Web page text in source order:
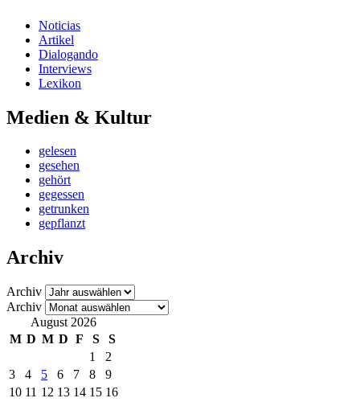
Noticias
Artikel
Dialogando
Interviews
Lexikon
Medien & Kultur
gelesen
gesehen
gehört
gegessen
getrunken
gepflanzt
Archiv
Archiv
Archiv
August 2026
M D M D F S
S
1
2
3
4 5 6 7 8
9
10 11 12 13 14 15 16